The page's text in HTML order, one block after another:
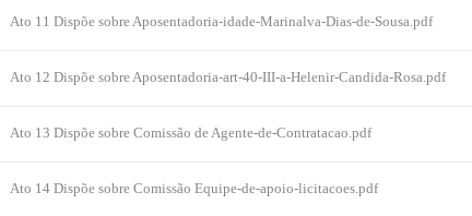
Ato 11 Dispõe sobre Aposentadoria-idade-Marinalva-Dias-de-Sousa.pdf
Ato 12 Dispõe sobre Aposentadoria-art-40-III-a-Helenir-Candida-Rosa.pdf
Ato 13 Dispõe sobre Comissão de Agente-de-Contratacao.pdf
Ato 14 Dispõe sobre Comissão Equipe-de-apoio-licitacoes.pdf